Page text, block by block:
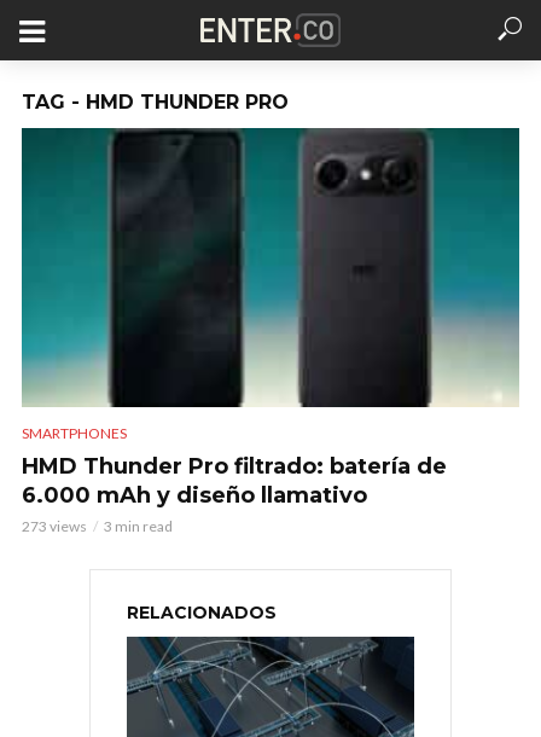
TAG - HMD THUNDER PRO
SMARTPHONES
HMD Thunder Pro filtrado: batería de
6.000 mAh y diseño llamativo
273 views 3 min read
RELACIONADOS